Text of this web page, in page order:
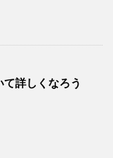
詳しくなろう